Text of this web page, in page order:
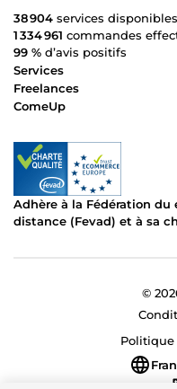
38 904 services disponibles
1 334 961 commandes
99 % d’avis positifs
Services
Freelances
ComeUp
Adhère à la Fédération
distance (Fevad) et à sa
©